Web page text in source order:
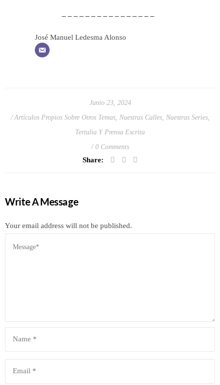
– – – – – – – – – – – – – – – –
José Manuel Ledesma Alonso
Junio 23, 2024
Artículos Propios Sobre Otros Temas, Nuestras Calles, Nuestras Series,
Tertulia Y Prensa Escrita
0 Comments
Share:
Write A Message
Your email address will not be published.